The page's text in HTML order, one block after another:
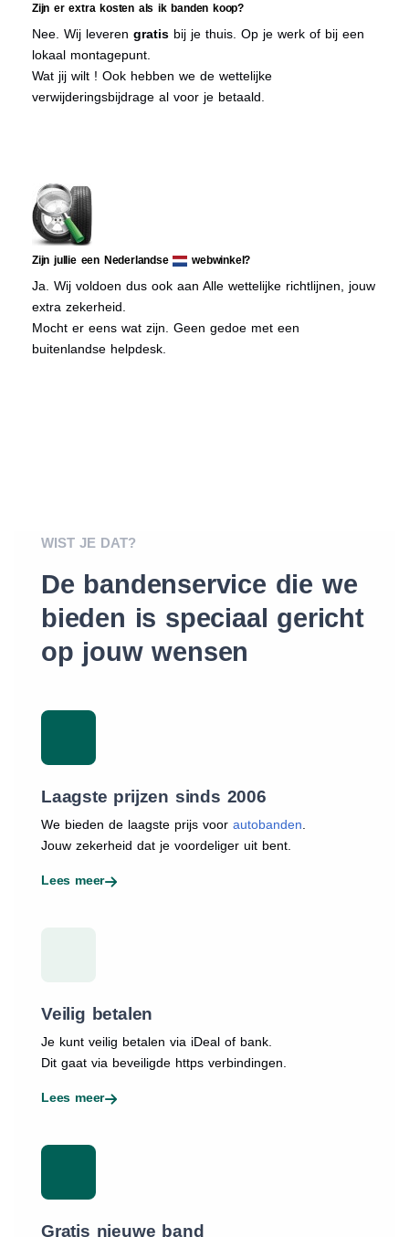
Zijn er extra kosten als ik banden koop?
Nee. Wij leveren gratis bij je thuis. Op je werk of bij een
lokaal montagepunt.
Wat jij wilt ! Ook hebben we de wettelijke
verwijderingsbijdrage al voor je betaald.
Zijn jullie een Nederlandse webwinkel?
Ja. Wij voldoen dus ook aan Alle wettelijke richtlijnen, jouw
extra zekerheid.
Mocht er eens wat zijn. Geen gedoe met een
buitenlandse helpdesk.
WIST JE DAT?
De bandenservice die we
bieden is speciaal gericht
op jouw wensen
Laagste prijzen sinds 2006
We bieden de laagste prijs voor autobanden
Jouw zekerheid dat je voordeliger uit bent.
Lees meer
Veilig betalen
Je kunt veilig betalen via iDeal of bank.
Dit gaat via beveiligde https verbindingen.
Lees meer
Gratis nieuwe band